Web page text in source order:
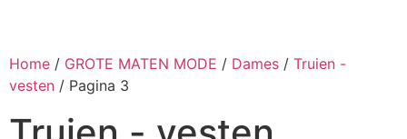
Home / GROTE MATEN MODE / Dames / Truien -
vesten / Pagina 3